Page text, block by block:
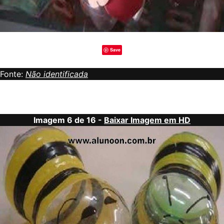
Save
Fonte: Não identificada
Imagem 6 de 16 - Baixar Imagem em HD